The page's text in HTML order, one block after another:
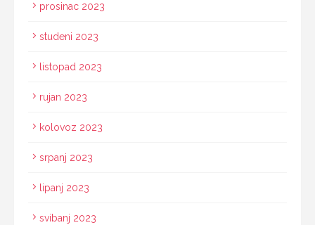
prosinac 2023
studeni 2023
listopad 2023
rujan 2023
kolovoz 2023
srpanj 2023
lipanj 2023
svibanj 2023